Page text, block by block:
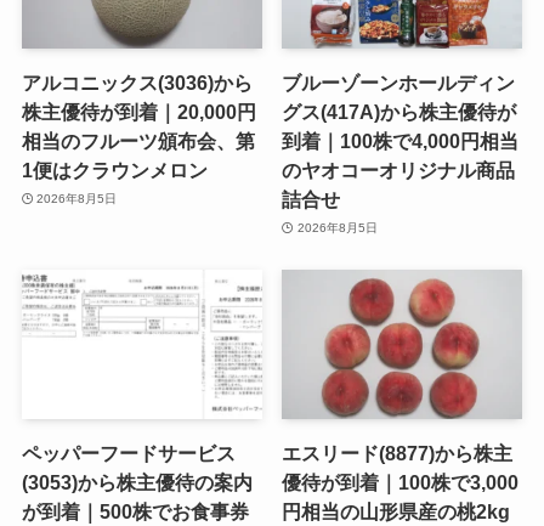
アルコニックス(3036)から
株主優待が到着｜20,000円
相当のフルーツ頒布会、第
1便はクラウンメロン
2026年8月5日
ブルーゾーンホールディン
グス(417A)から株主優待が
到着｜100株で4,000円相当
のヤオコーオリジナル商品
詰合せ
2026年8月5日
ペッパーフードサービス
(3053)から株主優待の案内
が到着｜500株でお食事券
エスリード(8877)から株主
優待が到着｜100株で3,000
円相当の山形県産の桃2kg